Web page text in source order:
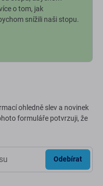
o tom, jak
snížili naši stopu.
ohledně slev a novinek
formuláře potvrzuji, že
Odebírat